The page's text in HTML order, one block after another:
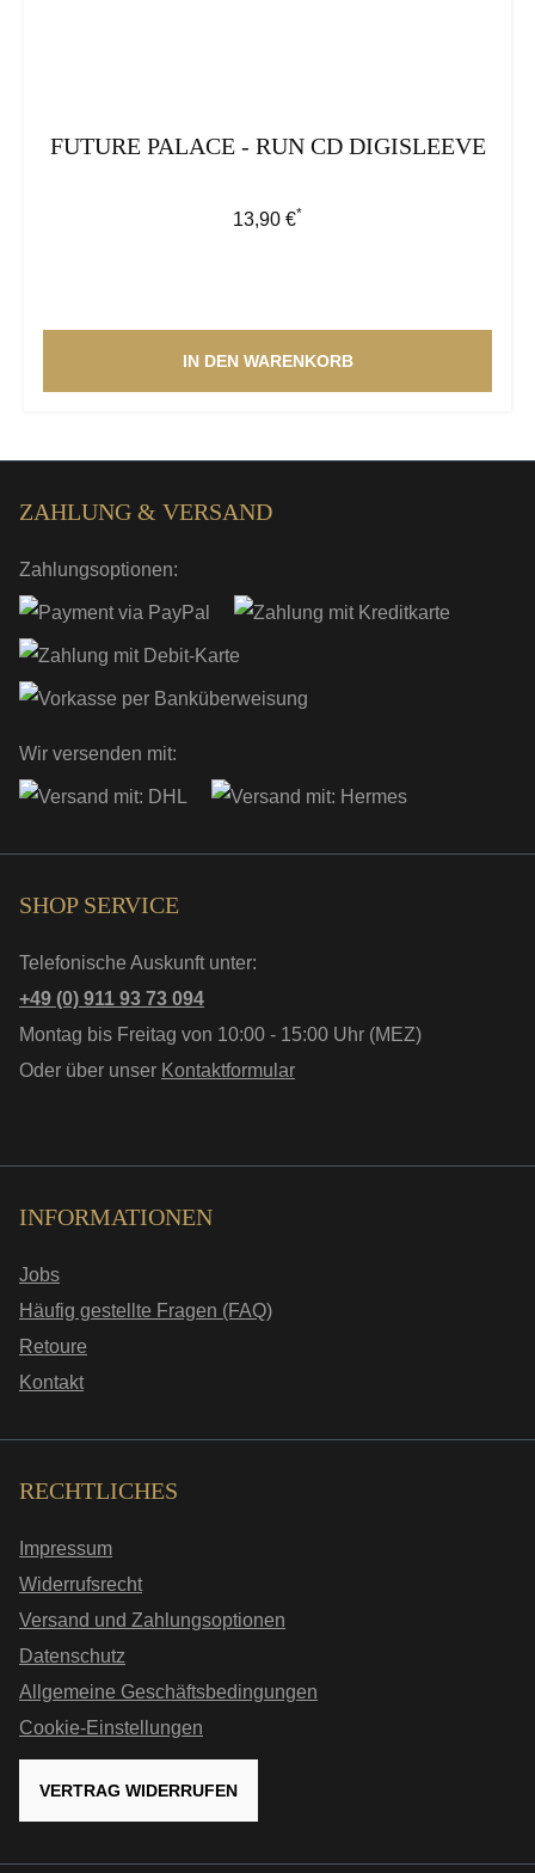
FUTURE PALACE - RUN CD DIGISLEEVE
Regulärer Preis:
13,90 €*
IN DEN WARENKORB
ZAHLUNG & VERSAND
Zahlungsoptionen:
Wir versenden mit:
SHOP SERVICE
Telefonische Auskunft unter:
+49 (0) 911 93 73 094
Montag bis Freitag von 10:00 - 15:00 Uhr (MEZ)
Oder über unser Kontaktformular
INFORMATIONEN
Jobs
Häufig gestellte Fragen (FAQ)
Retoure
Kontakt
RECHTLICHES
Impressum
Widerrufsrecht
Versand und Zahlungsoptionen
Datenschutz
Allgemeine Geschäftsbedingungen
Cookie-Einstellungen
VERTRAG WIDERRUFEN